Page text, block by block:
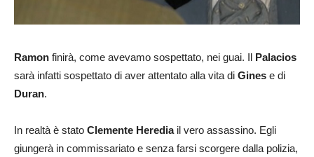
Ramon finirà, come avevamo sospettato, nei guai. Il Palacios
sarà infatti sospettato di aver attentato alla vita di Gines e di
Duran.
In realtà è stato Clemente Herediail vero assassino. Egli
giungerà in commissariato e senza farsi scorgere dalla polizia,